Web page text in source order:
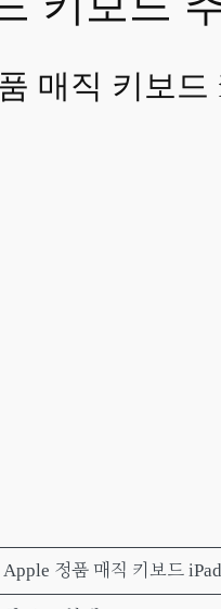
매직 키보
Apple 정품 매직 키보드